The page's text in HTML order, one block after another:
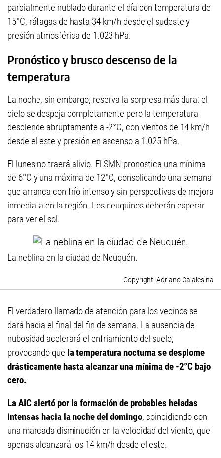
parcialmente nublado durante el día con temperatura de
15°C, ráfagas de hasta 34 km/h desde el sudeste y
presión atmosférica de 1.023 hPa.
Pronóstico y brusco descenso de la
temperatura
La noche, sin embargo, reserva la sorpresa más dura: el
cielo se despeja completamente pero la temperatura
desciende abruptamente a -2°C, con vientos de 14 km/h
desde el este y presión en ascenso a 1.025 hPa.
El lunes no traerá alivio. El SMN pronostica una mínima
de 6°C y una máxima de 12°C, consolidando una semana
que arranca con frío intenso y sin perspectivas de mejora
inmediata en la región. Los neuquinos deberán esperar
para ver el sol.
La neblina en la ciudad de Neuquén.
Adriano Calalesina
El verdadero llamado de atención para los vecinos se
dará hacia el final del fin de semana. La ausencia de
nubosidad acelerará el enfriamiento del suelo,
provocando que la temperatura nocturna se desplome
drásticamente hasta alcanzar una mínima de -2°C bajo
cero.
La AIC alertó por la formación de probables heladas
intensas hacia la noche del domingo, coincidiendo con
una marcada disminución en la velocidad del viento, que
apenas alcanzará los 14 km/h desde el este.